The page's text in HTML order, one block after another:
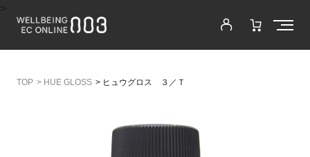
> HUE GLOSS > ヒュウグロス ３／Ｔ